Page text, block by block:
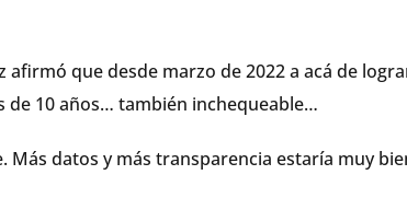
afirmó que desde marzo de 2022 a acá de
de 10 años… también inchequeable…
Más datos y más transparencia estaría muy